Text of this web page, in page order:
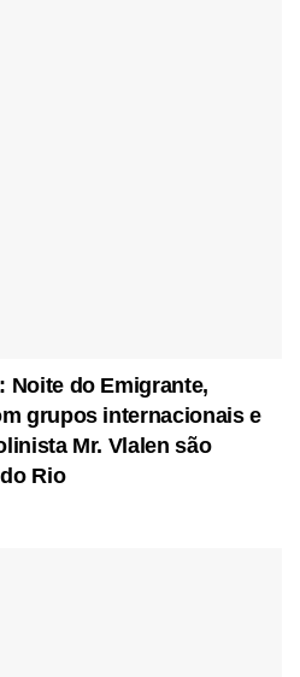
Noite do Emigrante,
grupos internacionais e
Mr. Vlalen são
Rio